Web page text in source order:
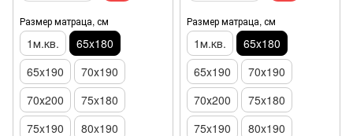
Размер матраца, см
1м.кв.
65x180
65x190
70х190
70х200
75x180
75x190
80x190
Размер матраца, см
1м.кв.
65x180
65x190
70х190
70х200
75x180
75x190
80x190